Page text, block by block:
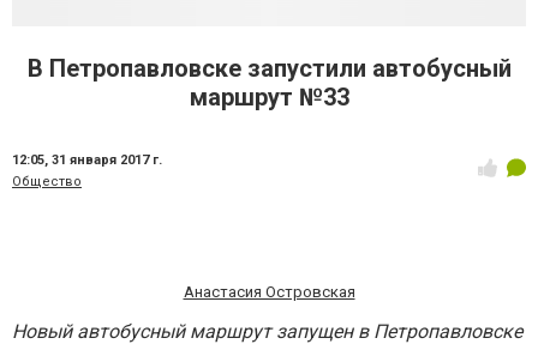
В Петропавловске запустили автобусный
маршрут №33
12:05, 31 января 2017 г.
Общество
Анастасия Островская
Новый автобусный маршрут запущен в Петропавловске